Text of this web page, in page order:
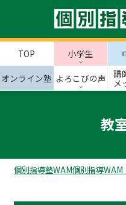
TOP 小学生
オンライン塾 よろこびの声
講
メ
教
個別指導塾WAM個別指導WAM